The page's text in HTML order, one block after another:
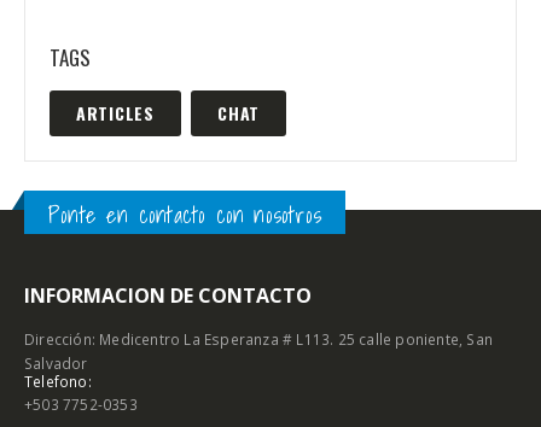
TAGS
ARTICLES CHAT
Ponte en contacto con nosotros
INFORMACION DE CONTACTO
Dirección: Medicentro La Esperanza # L113. 25 calle poniente, San
Salvador
Telefono:
+503 7752-0353